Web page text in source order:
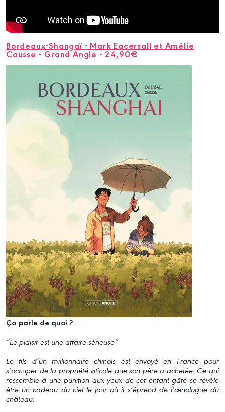
Bordeaux-Shangaï - Mark Eacersall et Amélie
Causse - Grand Angle - 24,90€
Ça parle de quoi ?
“Le plaisir est une affaire sérieuse”
Le fils d’un millionnaire chinois est envoyé en France pour
s’occuper de la propriété viticole que son père a achetée. Ce qui
ressemble à une punition aux yeux de cet enfant gâté se révèle
être un cadeau du ciel le jour où il s’éprend de l’œnologue du
château.